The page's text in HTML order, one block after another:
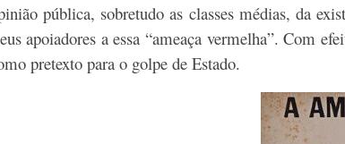
pública, sobretudo as classes médias, da
apoiadores a essa “ameaça vermelha”. Com
pretexto para o golpe de Estado.